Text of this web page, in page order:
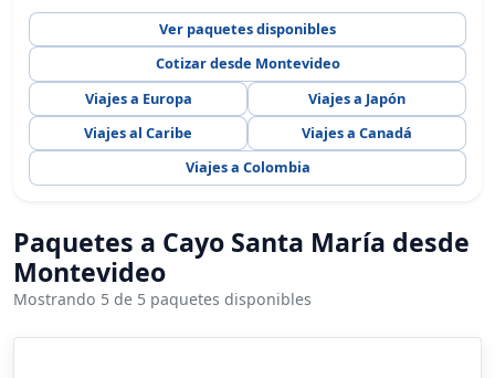
Ver paquetes disponibles
Cotizar desde Montevideo
Viajes a Europa
Viajes a Japón
Viajes al Caribe
Viajes a Canadá
Viajes a Colombia
Paquetes a Cayo Santa María desde
Montevideo
Mostrando 5 de 5 paquetes disponibles